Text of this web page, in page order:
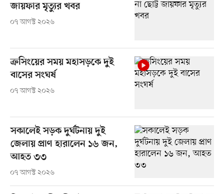
জায়ফার মৃত্যুর খবর
০৭ আগস্ট ২০২৬
ক্রসিংয়ের সময় মহাসড়কে দুই
বাসের সংঘর্ষ
০৭ আগস্ট ২০২৬
সকালেই সড়ক দুর্ঘটনায় দুই
জেলায় প্রাণ হারালেন ১৬ জন,
আহত ৩৩
০৭ আগস্ট ২০২৬